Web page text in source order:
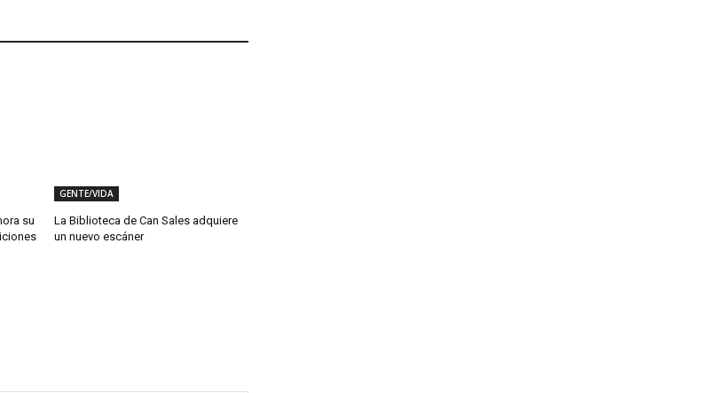
su
GENTE/VIDA
La Biblioteca de Can Sales adquiere
un nuevo escáner